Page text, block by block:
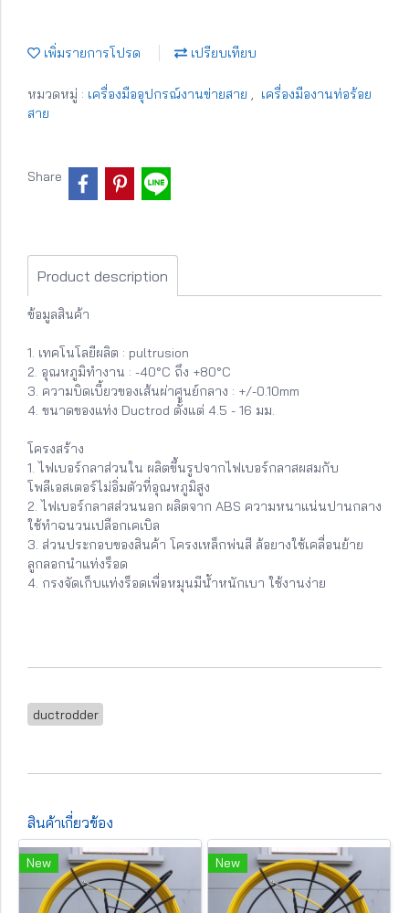
เพิ่มรายการโปรด เปรียบเทียบ
หมวดหมู่ : เครื่องมืออุปกรณ์งานข่ายสาย , เครื่องมืองานท่อร้อย
สาย
Share
Product description
ข้อมูลสินค้า
1. เทคโนโลยีผลิต : pultrusion
2. อุณหภูมิทำงาน : -40°C ถึง +80°C
3. ความบิดเบี้ยวของเส้นผ่าศูนย์กลาง : +/-0.10mm
4. ขนาดของแท่ง Ductrod ตั้งแต่ 4.5 - 16 มม.
โครงสร้าง
1. ไฟเบอร์กลาส่วนใน ผลิตขึ้นรูปจากไฟเบอร์กลาสผสมกับ
โพลีเอสเตอร์ไม่อิ่มตัวที่อุณหภูมิสูง
2. ไฟเบอร์กลาสส่วนนอก ผลิตจาก ABS ความหนาแน่นปานกลาง
ใช้ทำฉนวนเปลือกเคเบิล
3. ส่วนประกอบของสินค้า โครงเหล็กพ่นสี ล้อยางใช้เคลื่อนย้าย
ลูกลอกนำแท่งร็อด
4. กรงจัดเก็บแท่งร็อดเพื่อหมุนมีน้ำหนักเบา ใช้งานง่าย
ductrodder
สินค้าเกี่ยวข้อง
New New